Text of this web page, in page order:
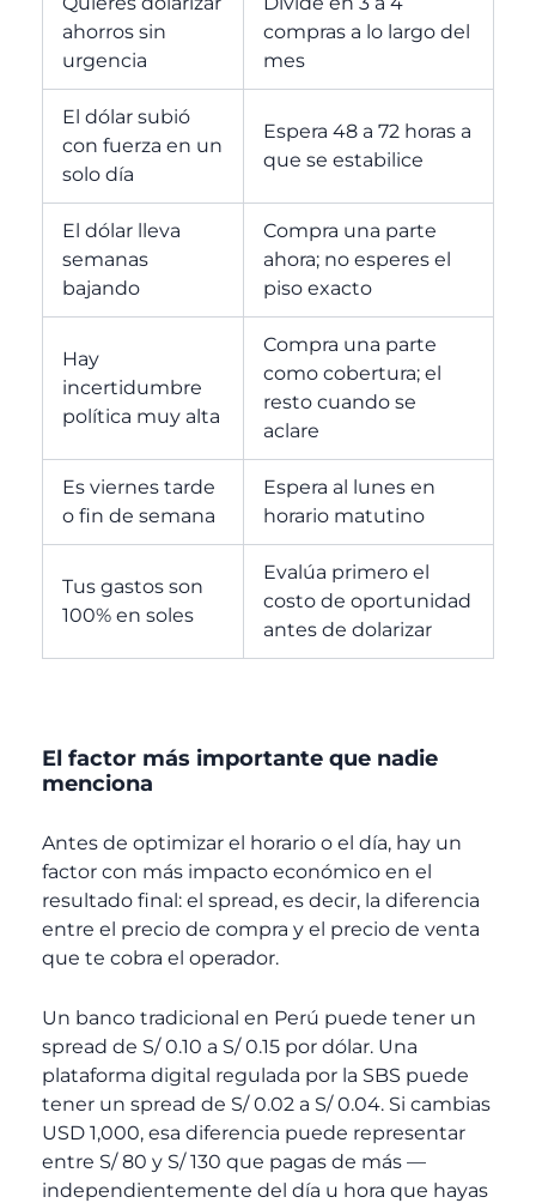
ahorros sin
urgencia
compras a lo largo del
mes
El dólar subió
con fuerza en un
solo día
Espera 48 a 72 horas a
que se estabilice
El dólar lleva
semanas
bajando
Compra una parte
ahora; no esperes el
piso exacto
Hay
incertidumbre
política muy alta
Compra una parte
como cobertura; el
resto cuando se
aclare
Es viernes tarde
o fin de semana
Espera al lunes en
horario matutino
Tus gastos son
100% en soles
Evalúa primero el
costo de oportunidad
antes de dolarizar
El factor más importante que nadie
menciona
Antes de optimizar el horario o el día, hay un
factor con más impacto económico en el
resultado final: el spread, es decir, la diferencia
entre el precio de compra y el precio de venta
que te cobra el operador.
Un banco tradicional en Perú puede tener un
spread de S/ 0.10 a S/ 0.15 por dólar. Una
plataforma digital regulada por la SBS puede
tener un spread de S/ 0.02 a S/ 0.04. Si cambias
USD 1,000, esa diferencia puede representar
entre S/ 80 y S/ 130 que pagas de más —
independientemente del día u hora que hayas